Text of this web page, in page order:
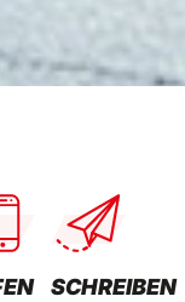
SCHREIBEN